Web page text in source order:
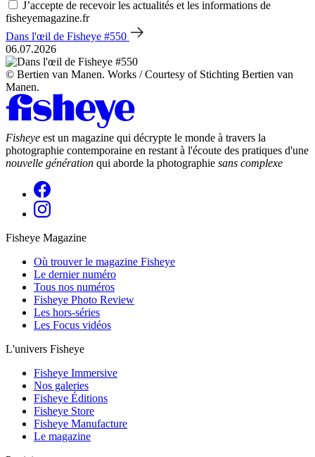
J’accepte de recevoir les actualités et les informations de
fisheyemagazine.fr
Dans l'œil de Fisheye #550
06.07.2026
© Bertien van Manen. Works / Courtesy of Stichting Bertien van
Manen.
Fisheye est un magazine qui décrypte le monde à travers la
photographie contemporaine en restant à l'écoute des pratiques d'une
nouvelle génération qui aborde la photographie sans complexe
Fisheye Magazine
Où trouver le magazine Fisheye
Le dernier numéro
Tous nos numéros
Fisheye Photo Review
Les hors-séries
Les Focus vidéos
L'univers Fisheye
Fisheye Immersive
Nos galeries
Fisheye Éditions
Fisheye Store
Fisheye Manufacture
Le magazine